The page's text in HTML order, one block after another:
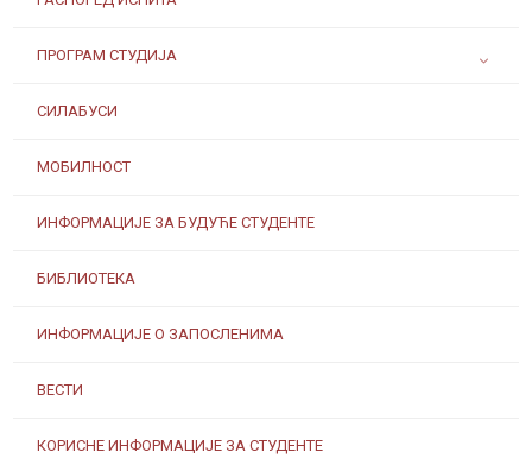
ПРОГРАМ СТУДИЈА
СИЛАБУСИ
МОБИЛНОСТ
ИНФОРМАЦИЈЕ ЗА БУДУЋЕ СТУДЕНТЕ
БИБЛИОТЕКА
ИНФОРМАЦИЈЕ О ЗАПОСЛЕНИМА
ВЕСТИ
КОРИСНЕ ИНФОРМАЦИЈЕ ЗА СТУДЕНТЕ